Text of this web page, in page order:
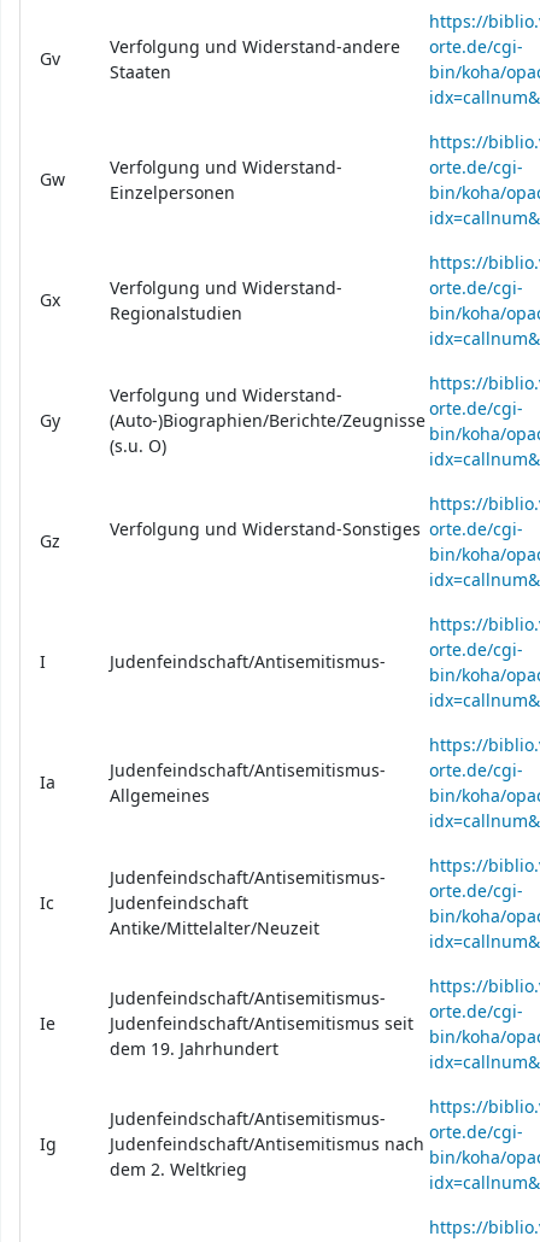
Gv
Verfolgung und Widerstand-andere
Staaten
https://
orte.de/cgi-
bin/koha/
Gw
Verfolgung und Widerstand-
Einzelpersonen
https://
orte.de/cgi-
bin/koha/
Gx
Verfolgung und Widerstand-
Regionalstudien
https://
orte.de/cgi-
bin/koha/
Gy
Verfolgung und Widerstand-
(Auto-)Biographien/Berichte/Zeugnisse
(s.u. O)
https://
orte.de/cgi-
bin/koha/
Gz Verfolgung und Widerstand-Sonstiges
https://
orte.de/cgi-
bin/koha/
I Judenfeindschaft/Antisemitismus-
https://
orte.de/cgi-
bin/koha/
Ia
Judenfeindschaft/Antisemitismus-
Allgemeines
https://
orte.de/cgi-
bin/koha/
Ic
Judenfeindschaft/Antisemitismus-
Judenfeindschaft
Antike/Mittelalter/Neuzeit
https://
orte.de/cgi-
bin/koha/
Ie
Judenfeindschaft/Antisemitismus-
Judenfeindschaft/Antisemitismus seit
dem 19. Jahrhundert
https://
orte.de/cgi-
bin/koha/
Ig
Judenfeindschaft/Antisemitismus-
Judenfeindschaft/Antisemitismus nach
dem 2. Weltkrieg
https://
orte.de/cgi-
bin/koha/
https://